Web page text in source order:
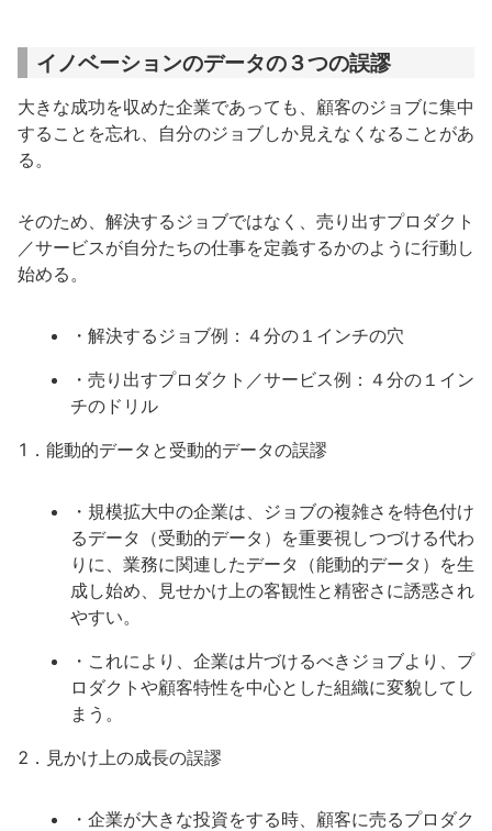
イノベーションのデータの３つの誤謬
大きな成功を収めた企業であっても、顧客のジョブに集中
することを忘れ、自分のジョブしか見えなくなることがあ
る。
そのため、解決するジョブではなく、売り出すプロダクト
／サービスが自分たちの仕事を定義するかのように行動し
始める。
・解決するジョブ例：４分の１インチの穴
・売り出すプロダクト／サービス例：４分の１イン
チのドリル
1．能動的データと受動的データの誤謬
・規模拡大中の企業は、ジョブの複雑さを特色付け
るデータ（受動的データ）を重要視しつづける代わ
りに、業務に関連したデータ（能動的データ）を生
成し始め、見せかけ上の客観性と精密さに誘惑され
やすい。
・これにより、企業は片づけるべきジョブより、プ
ロダクトや顧客特性を中心とした組織に変貌してし
まう。
2．見かけ上の成長の誤謬
・企業が大きな投資をする時、顧客に売るプロダク